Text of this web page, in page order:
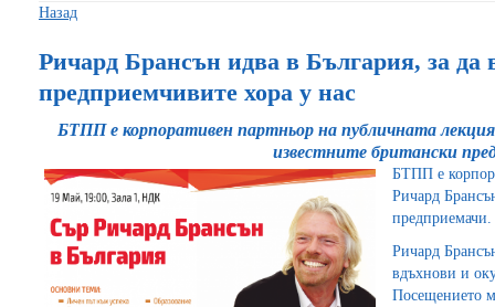
Назад
Ричард Брансън идва в България, за да
предприемчивите хора у нас
БТПП е корпоративен партньор на публичната
известните британски
БТПП е
Ричард
предприемачи.
Ричард
вдъхнови и
Посещението